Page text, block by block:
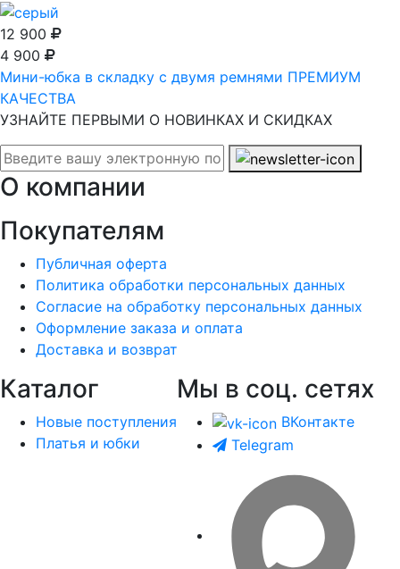
12 900
4 900
Мини-юбка в складку с двумя ремнями ПРЕМИУМ
КАЧЕСТВА
УЗНАЙТЕ ПЕРВЫМИ О НОВИНКАХ И СКИДКАХ
О компании
Покупателям
Публичная оферта
Политика обработки персональных данных
Согласие на обработку персональных данных
Оформление заказа и оплата
Доставка и возврат
Каталог
Новые поступления
Платья и юбки
Мы в соц. сетях
ВКонтакте
Telegram